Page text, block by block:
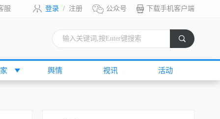
登录 / 注册 公众号 下载手机客户端
服
舆情 视讯 活动